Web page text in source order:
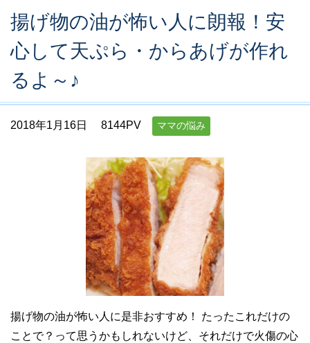
揚げ物の油が怖い人に朗報！安
心して天ぷら・からあげが作れ
るよ～♪
2018年1月16日 8144PV ママの悩み
揚げ物の油が怖い人に是非おすすめ！ たったこれだけの
ことで？って思うかもしれないけど、それだけで火傷の心